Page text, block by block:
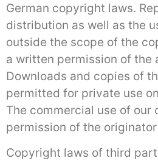
German copyright laws.
distribution as well as the
outside the scope of the
a written permission of the
Downloads and copies of
permitted for private use
The commercial use of our
permission of the
Copyright laws of third